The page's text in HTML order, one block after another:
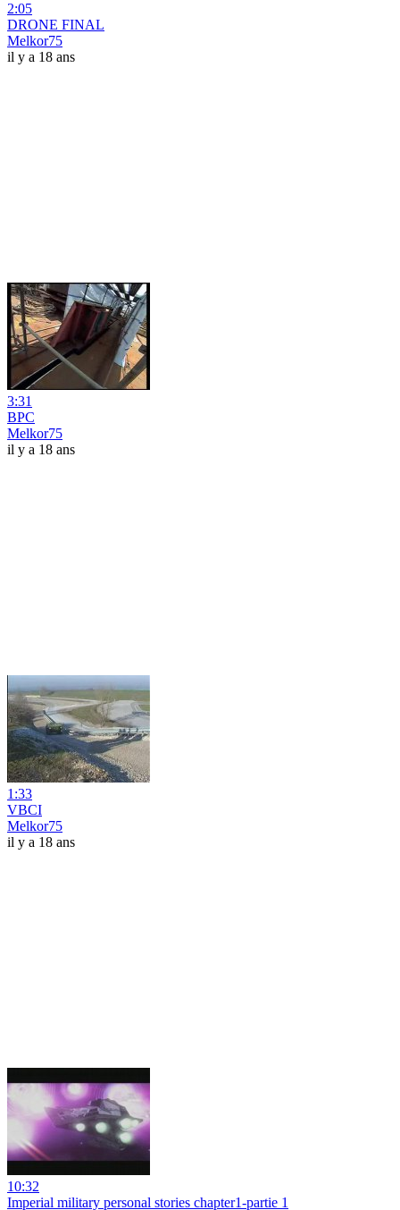
2:05
DRONE FINAL
Melkor75
il y a 18 ans
3:31
BPC
Melkor75
il y a 18 ans
1:33
VBCI
Melkor75
il y a 18 ans
10:32
Imperial military personal stories chapter1-partie 1